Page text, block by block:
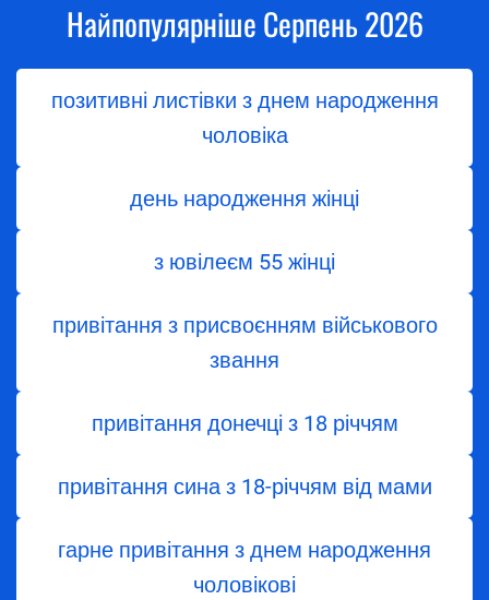
Найпопулярніше Серпень 2026
позитивні листівки з днем народження
чоловіка
день народження жінці
з ювілеєм 55 жінці
привітання з присвоєнням військового
звання
привітання донечці з 18 річчям
привітання сина з 18-річчям від мами
гарне привітання з днем народження
чоловікові